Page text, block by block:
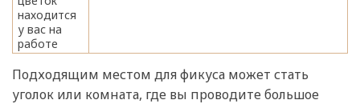
находится
у вас на
работе
Подходящим местом для фикуса может стать
уголок или комната, где вы проводите большое